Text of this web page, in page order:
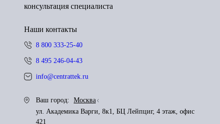
консультация специалиста
Наши контакты
8 800 333-25-40
8 495 246-04-43
info@centrattek.ru
Ваш город:
Москва
ул. Академика Варги, 8к1, БЦ Лейпциг, 4 этаж, офис
421